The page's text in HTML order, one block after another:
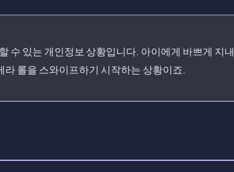
수 있는 개인정보 상황입니다. 아이에게 바쁘게 지내
롤을 스와이프하기 시작하는 상황이죠.